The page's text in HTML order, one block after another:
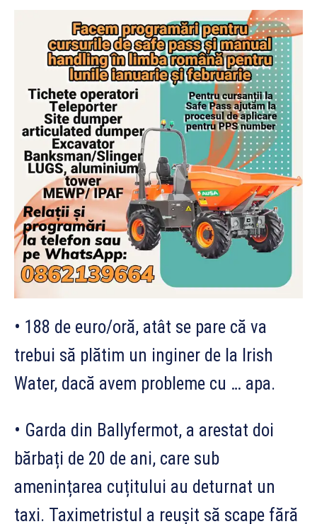
• 188 de euro/oră, atât se pare că va
trebui să plătim un inginer de la Irish
Water, dacă avem probleme cu … apa.
• Garda din Ballyfermot, a arestat doi
bărbați de 20 de ani, care sub
amenințarea cuțitului au deturnat un
taxi. Taximetristul a reușit să scape fără